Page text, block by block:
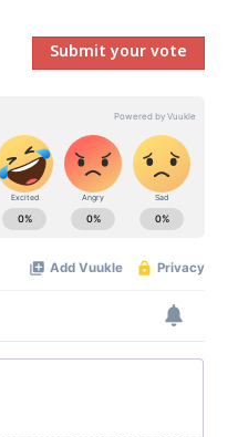
Submit your vote